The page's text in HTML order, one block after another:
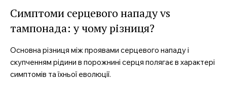
Симптоми серцевого нападу vs
тампонада: у чому різниця?
Основна різниця між проявами серцевого нападу і
скупченням рідини в порожнині серця полягає в характері
симптомів та їхньої еволюції.